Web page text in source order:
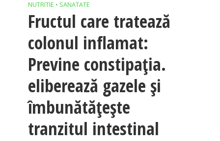
NUTRITIE • SANATATE
Fructul care tratează
colonul inflamat:
Previne constipația.
eliberează gazele și
îmbunătățește
tranzitul intestinal